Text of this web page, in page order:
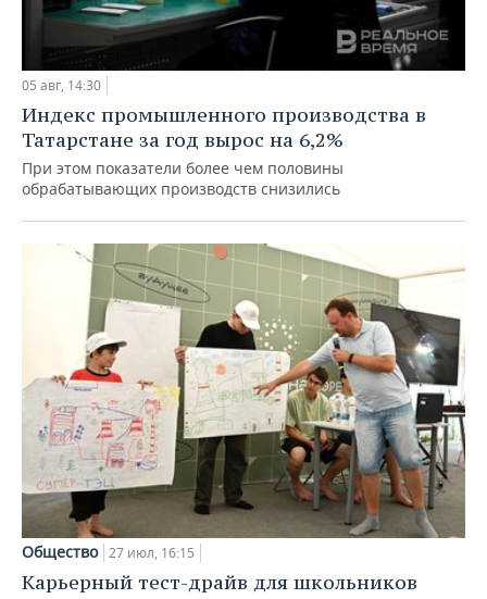
05 авг, 14:30
Индекс промышленного производства в
Татарстане за год вырос на 6,2%
При этом показатели более чем половины
обрабатывающих производств снизились
Общество 27 июл, 16:15
Карьерный тест-драйв для школьников